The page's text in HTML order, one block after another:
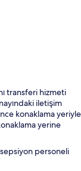
transferi hizmeti
iletişim
konaklama yeriyle
yerine
personeli